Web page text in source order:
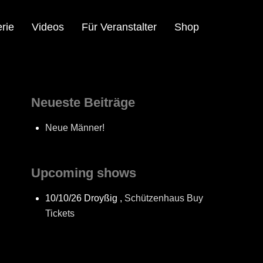
Videos Für Veranstalter Shop
Neueste Beiträge
Neue Männer!
Upcoming shows
10/10/26 Droyßig , Schützenhaus Buy
Tickets